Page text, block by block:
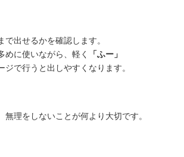
で出せるかを確認します。
めに使いながら、軽く
「ふー」
ジで行うと出しやすくなります。
無理をしないことが何より大切です。